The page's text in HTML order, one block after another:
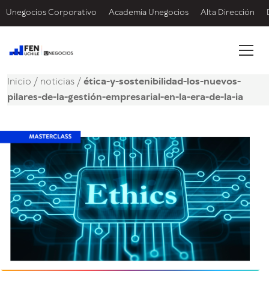
Unegocios Corporativo Academia Unegocios Alta Dirección
Inicio / noticias /ética-y-sostenibilidad-los-nuevos-
pilares-de-la-gestión-empresarial-en-la-era-de-la-ia